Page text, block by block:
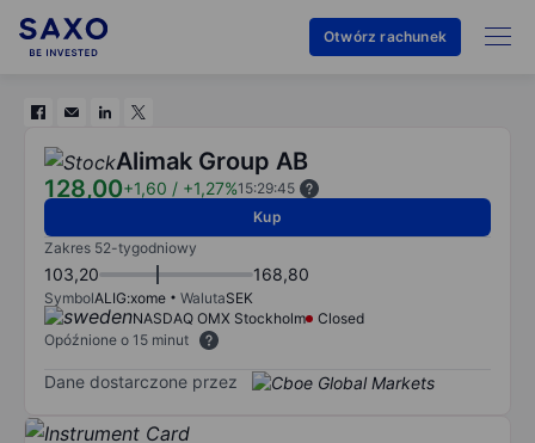
Otwórz rachunek
Alimak Group AB
128,00+1,60 / +1,27%15:29:45
Kup
Zakres 52-tygodniowy
103,20 168,80
SymbolALIG:xome WalutaSEK
NASDAQ OMX Stockholm
Closed
Opóźnione o 15 minut
Dane dostarczone przez